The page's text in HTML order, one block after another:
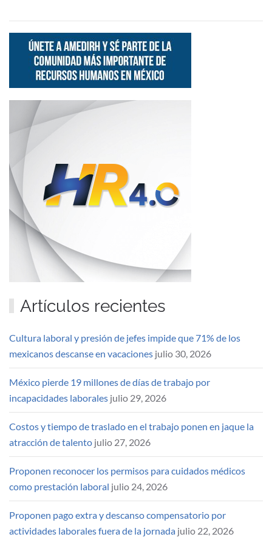
Artículos recientes
Cultura laboral y presión de jefes impide que 71% de los
mexicanos descanse en vacaciones julio 30, 2026
México pierde 19 millones de días de trabajo por
incapacidades laborales julio 29, 2026
Costos y tiempo de traslado en el trabajo ponen en jaque la
atracción de talento julio 27, 2026
Proponen reconocer los permisos para cuidados médicos
como prestación laboral julio 24, 2026
Proponen pago extra y descanso compensatorio por
actividades laborales fuera de la jornada julio 22, 2026